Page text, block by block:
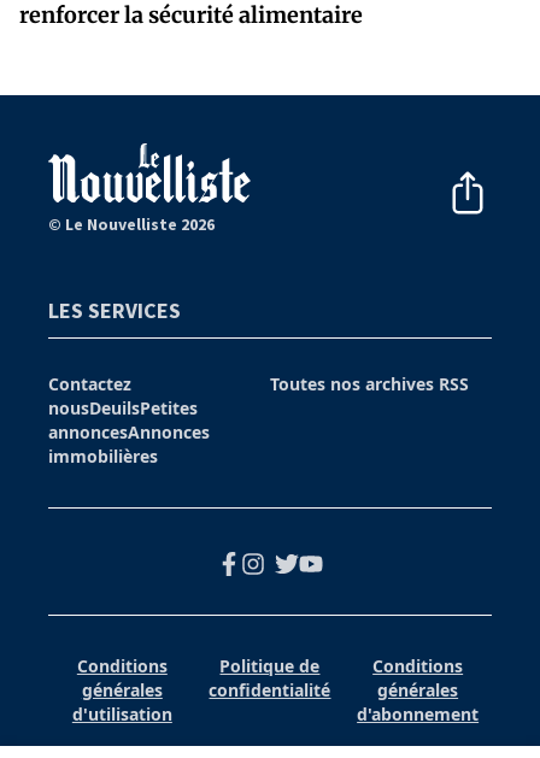
renforcer la sécurité alimentaire
© Le Nouvelliste 2026
LES SERVICES
Contactez
nousDeuilsPetites
annoncesAnnonces
immobilières
Toutes nos archives RSS
Conditions
générales
d'utilisation
Politique de
confidentialité
Conditions
générales
d'abonnement